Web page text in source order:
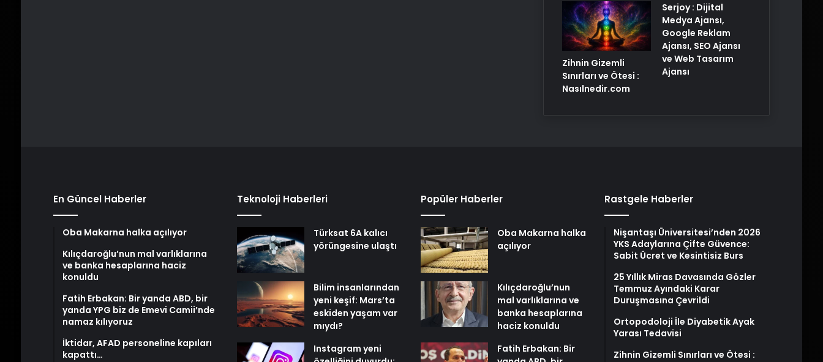
Zihnin Gizemli
Sınırları ve Ötesi :
Nasılnedir.com
Serjoy : Dijital
Medya Ajansı,
Google Reklam
Ajansı, SEO Ajansı
ve Web Tasarım
Ajansı
En Güncel Haberler
Oba Makarna halka açılıyor
Kılıçdaroğlu’nun mal varlıklarına
ve banka hesaplarına haciz
konuldu
Fatih Erbakan: Bir yanda ABD, bir
yanda YPG biz de Emevi Camii’nde
namaz kılıyoruz
İktidar, AFAD personeline kapıları
kapattı…
Teknoloji Haberleri
Türksat 6A kalıcı
yörüngesine ulaştı
Bilim insanlarından
yeni keşif: Mars’ta
eskiden yaşam var
mıydı?
Instagram yeni
Popüler Haberler
Oba Makarna halka
açılıyor
Kılıçdaroğlu’nun
mal varlıklarına ve
banka hesaplarına
haciz konuldu
Fatih Erbakan: Bir
Rastgele Haberler
Nişantaşı Üniversitesi’nden 2026
YKS Adaylarına Çifte Güvence:
Sabit Ücret ve Kesintisiz Burs
25 Yıllık Miras Davasında Gözler
Temmuz Ayındaki Karar
Duruşmasına Çevrildi
Ortopodoloji İle Diyabetik Ayak
Yarası Tedavisi
Zihnin Gizemli Sınırları ve Ötesi :